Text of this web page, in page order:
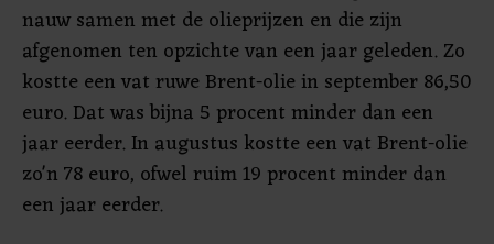
nauw samen met de olieprijzen en die zijn
afgenomen ten opzichte van een jaar geleden. Zo
kostte een vat ruwe Brent-olie in september 86,50
euro. Dat was bijna 5 procent minder dan een
jaar eerder. In augustus kostte een vat Brent-olie
zo'n 78 euro, ofwel ruim 19 procent minder dan
een jaar eerder.